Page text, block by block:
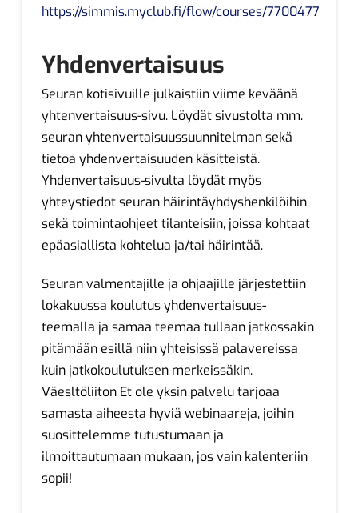
https://simmis.myclub.fi/flow/courses/7700477
Yhdenvertaisuus
Seuran kotisivuille julkaistiin viime keväänä
yhtenvertaisuus-sivu. Löydät sivustolta mm.
seuran yhtenvertaisuussuunnitelman sekä
tietoa yhdenvertaisuuden käsitteistä.
Yhdenvertaisuus-sivulta löydät myös
yhteystiedot seuran häirintäyhdyshenkilöihin
sekä toimintaohjeet tilanteisiin, joissa kohtaat
epäasiallista kohtelua ja/tai häirintää.
Seuran valmentajille ja ohjaajille järjestettiin
lokakuussa koulutus yhdenvertaisuus-
teemalla ja samaa teemaa tullaan jatkossakin
pitämään esillä niin yhteisissä palavereissa
kuin jatkokoulutuksen merkeissäkin.
Väesltöliiton Et ole yksin palvelu tarjoaa
samasta aiheesta hyviä webinaareja, joihin
suosittelemme tutustumaan ja
ilmoittautumaan mukaan, jos vain kalenteriin
sopii!